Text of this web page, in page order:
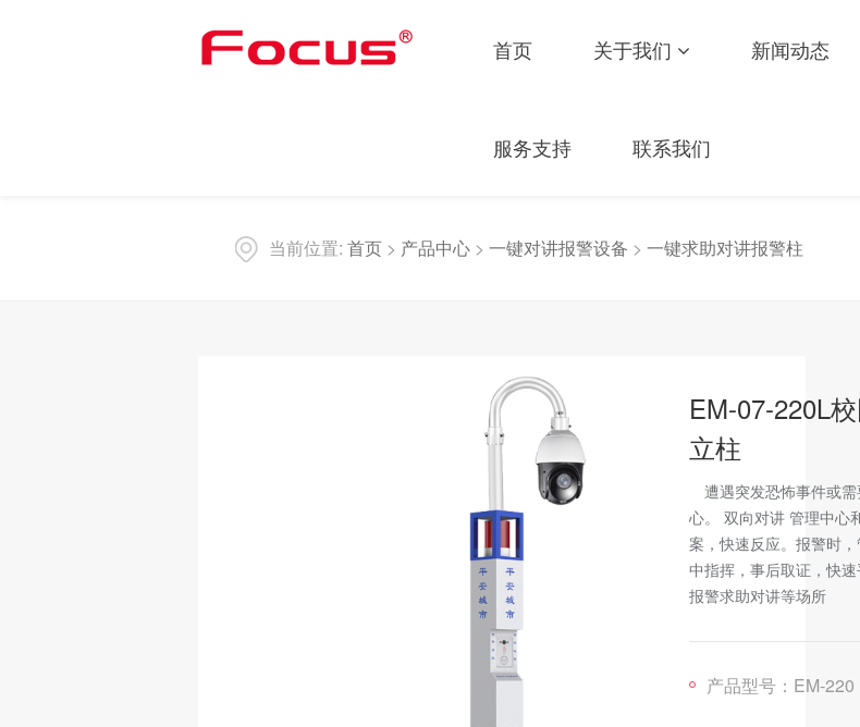
首页 关于我们 新闻动态
服务支持 联系我们
当前位置: 首页 > 产品中心 > 一键对讲报警设备 > 一键求助对讲报警柱
EM-07-220L
立柱
遭遇突发恐怖事件或需
心。 双向对讲 管理中心
案，快速反应。报警时
中指挥，事后取证，快
报警求助对讲等场所
产品型号：EM-220